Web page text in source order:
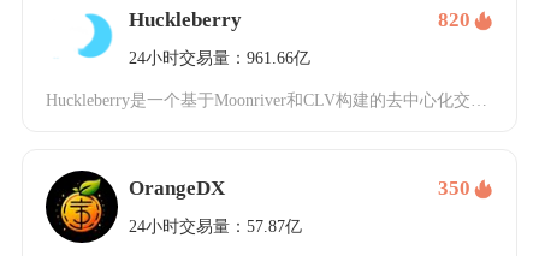
Huckleberry 820
24小时交易量：961.66亿
OrangeDX 350
24小时交易量：57.87亿